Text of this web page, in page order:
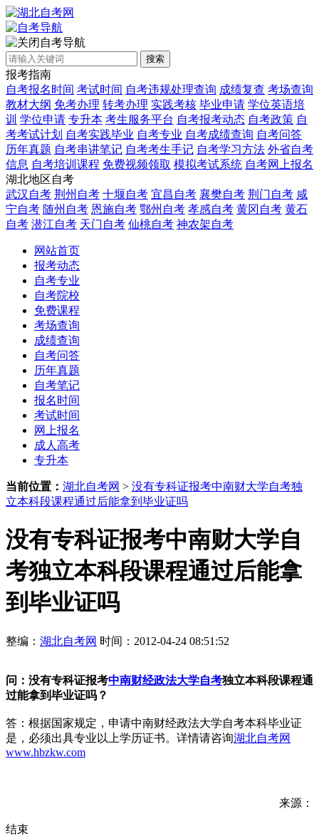
自考导航
搜索
报考指南
自考报名时间 考试时间 自考违规处理查询 成绩复查 考场查询
教材大纲 免考办理 转考办理 实践考核 毕业申请 学位英语培
训 学位申请 专升本 考生服务平台 自考报考动态 自考政策 自
考考试计划 自考实践毕业 自考专业 自考成绩查询 自考问答
历年真题 自考串讲笔记 自考考生手记 自考学习方法 外省自考
信息 自考培训课程 免费视频领取 模拟考试系统 自考网上报名
湖北地区自考
武汉自考 荆州自考 十堰自考 宜昌自考 襄樊自考 荆门自考 咸
宁自考 随州自考 恩施自考 鄂州自考 孝感自考 黄冈自考 黄石
自考 潜江自考 天门自考 仙桃自考 神农架自考
网站首页
报考动态
自考专业
自考院校
免费课程
考场查询
成绩查询
自考问答
历年真题
自考笔记
报名时间
考试时间
网上报名
成人高考
专升本
当前位置： 湖北自考网 > 没有专科证报考中南财大学自考独
立本科段课程通过后能拿到毕业证吗
没有专科证报考中南财大学自
考独立本科段课程通过后能拿
到毕业证吗
整编： 湖北自考网 时间：2012-04-24 08:51:52
问： 没有专科证报考中南财经政法大学自考独立本科段课程通
过能拿到毕业证吗？
答：根据国家规定，申请中南财经政法大学自考本科毕业证
是，必须出具专业以上学历证书。详情请咨询湖北自考网
www.hbzkw.com
来源：
结束